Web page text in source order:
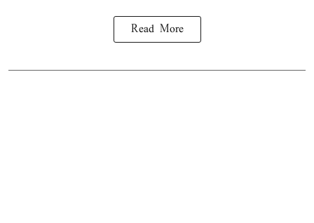
Read More